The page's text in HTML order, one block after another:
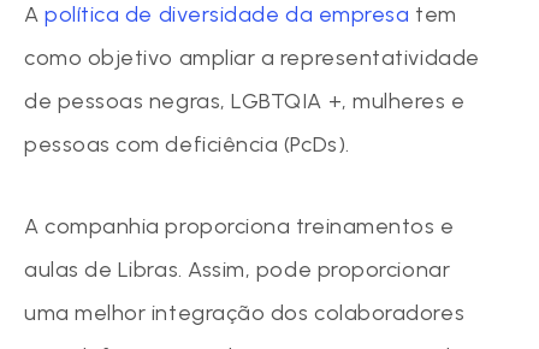
Apolítica de diversidade da empresa tem
como objetivo ampliar a representatividade
de pessoas negras, LGBTQIA +, mulheres e
pessoas com deficiência (PcDs).
A companhia proporciona treinamentos e
aulas de Libras. Assim, pode proporcionar
uma melhor integração dos colaboradores